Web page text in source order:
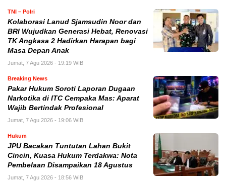
TNI – Polri
Kolaborasi Lanud Sjamsudin Noor dan
BRI Wujudkan Generasi Hebat, Renovasi
TK Angkasa 2 Hadirkan Harapan bagi
Masa Depan Anak
Jumat, 7 Agu 2026 - 19:19 WIB
Breaking News
Pakar Hukum Soroti Laporan Dugaan
Narkotika di ITC Cempaka Mas: Aparat
Wajib Bertindak Profesional
Jumat, 7 Agu 2026 - 19:06 WIB
Hukum
JPU Bacakan Tuntutan Lahan Bukit
Cincin, Kuasa Hukum Terdakwa: Nota
Pembelaan Disampaikan 18 Agustus
Jumat, 7 Agu 2026 - 18:56 WIB